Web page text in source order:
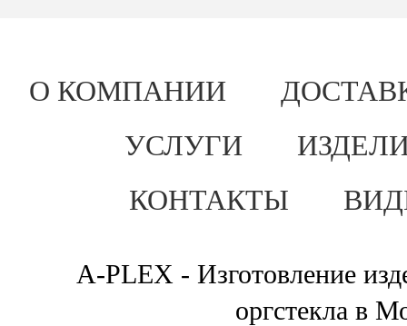
О КОМПАНИИ
УСЛУГИ
КОНТАКТЫ
A-PLEX - Изготовление
оргстекла в